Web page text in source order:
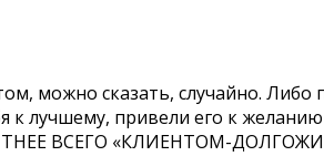
можно сказать, случайно.
к лучшему, привели его к
ВСЕГО «КЛИЕНТОМ-